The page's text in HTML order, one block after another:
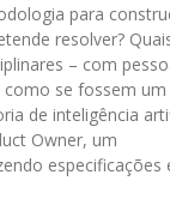
para
resolver?
– com
se fossem um
de inteligência
Owner, um
especificações